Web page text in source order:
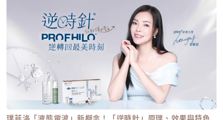
胞：幫助恢復皮下組織的飽滿感，減緩隨著年齡增長的皮下萎縮。 啟動 5
種關鍵結構蛋白：包括 I 型、III 型、IV 型、VII 型膠原蛋白以及最關鍵的彈
力蛋白。這種全方位的重塑效果，能讓下顎線變清晰，讓細紋從底層淡化。
這就是為什麼它被暱稱為「液態電波」。電波是靠「熱能」刺激新生，而
Profhilo 是靠「生物分子信號」啟動新生。對於皮膚薄、怕痛或不適合高
能量儀器的客戶來說，這是一個非常理想的選擇。四、 蔡醫師的精準美
學：BAP 五點拉提點位解析施打 Profhilo 是一門藝術。我們採用國際標準
的 BAP（Bio Aesthetic Points）五點拉提打法，這五個點是避開重要血
管、精準對準臉部支撐結構的黃金位置： [1] 顴骨高點： 位於顴骨最突出的
地方，需離眼睛外側至少 2 公分。能像掛鉤一樣，為中臉提供向上向外的支
撐力。 [2] 鼻翼與瞳孔垂直線交界： 在鼻翼與耳廓之間畫出水平線，再從瞳
孔中線畫垂直線，兩線交交叉處作為注射點。能有效改善法令紋，飽滿面中
部。 [3] 耳廓下前緣： 位於耳廓下緣的前方約 1 公分處。是收緊臉部外側
輪廓、強化下頷線條的關鍵。 [4] 下頷嘴角交界： 在下巴中軸線的三分之一
處畫垂直線，再向唇角方向移動 1.5 公分。可以修飾木偶紋，改善嘴角下
垂。 [5] 下顎角前緣： 位於下顎角前側約 1 公分處。幫助拉緊腮幫子多餘
@aclinichttps://lin.ee/zGPja49▼詢問整形大小事https://answer-
clinic.com/▼詢問皮膚大小事https://answer-skin.com/▼詢問變美大小
事https://answer-skincare.com/安瑟美膚整形外科診所
FBhttps://www.facebook.com/AnswerClinic安瑟美膚整形外科診所
IGhttps://www.instagram.com/aclinic.group/吳名倫醫師：Dr.Allen 整
形醫美體塑學苑https://www.facebook.com/drallenbody吳名倫醫師
IGhttps://www.instagram.com/psdr_allen/安瑟美膚整形外科診所地
址：臺北市大安區安和路一段113號2樓之1電話：（02）7709-9398
璞菲洛「液態電波」新概念！「逆時針」原理、效果與特色